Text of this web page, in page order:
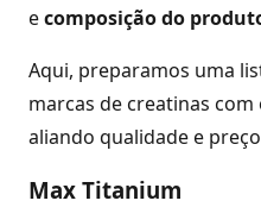
ecomposição do
Aqui, preparamos uma
marcas de creatinas
aliando qualidade e
Max Titanium